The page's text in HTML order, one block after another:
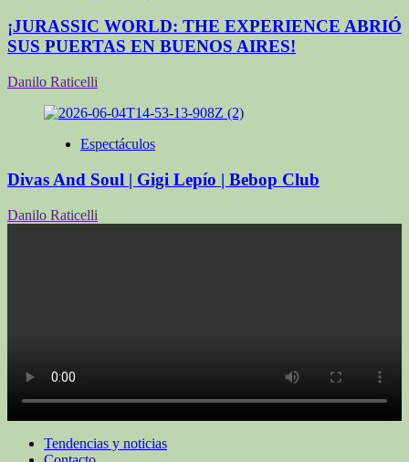
¡JURASSIC WORLD: THE EXPERIENCE ABRIÓ
SUS PUERTAS EN BUENOS AIRES!
Danilo Raticelli
Espectáculos
Divas And Soul | Gigi Lepío | Bebop Club
Danilo Raticelli
Tendencias y noticias